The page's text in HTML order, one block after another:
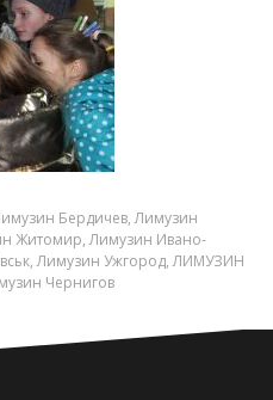
Бердичев,Лимузин
Житомир,Лимузин Ивано-
,Лимузин Ужгород,ЛИМУЗИН
Чернигов